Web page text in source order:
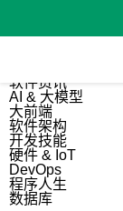
软件资讯
AI & 大模型
大前端
软件架构
开发技能
硬件 & IoT
DevOps
程序人生
数据库